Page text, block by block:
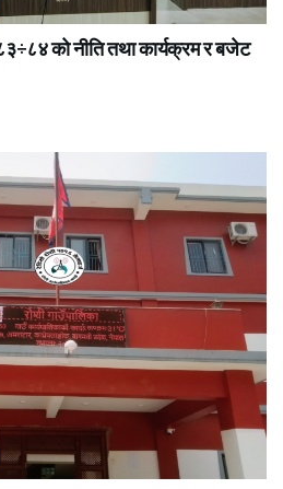
को नीति तथा कार्यक्रम र बजेट